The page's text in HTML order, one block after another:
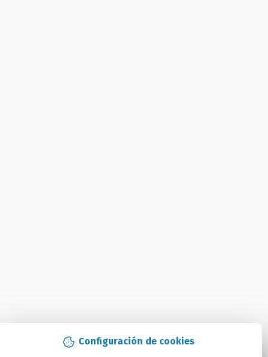
Configuración de cookies